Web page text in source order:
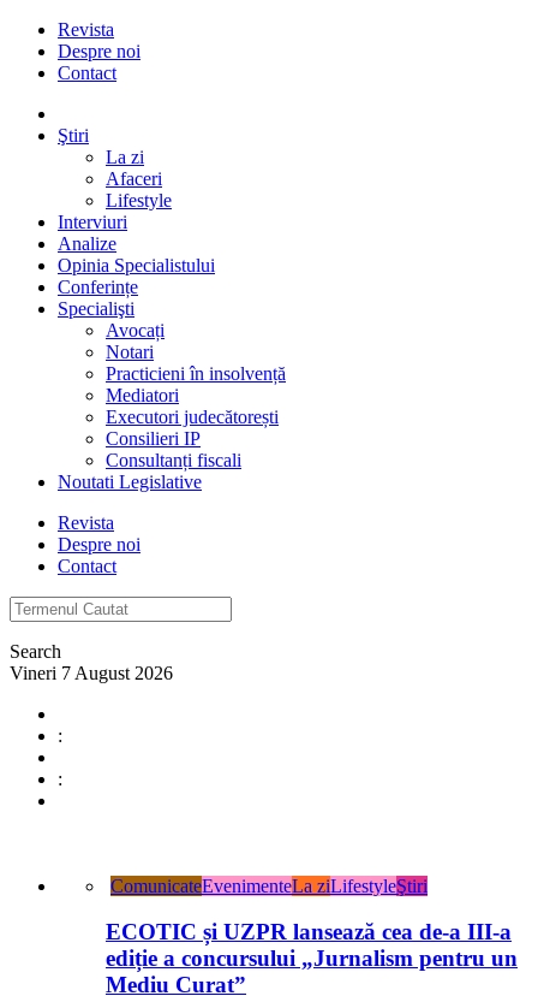
Revista
Despre noi
Contact
Ştiri
La zi
Afaceri
Lifestyle
Interviuri
Analize
Opinia Specialistului
Conferințe
Specialişti
Avocați
Notari
Practicieni în insolvență
Mediatori
Executori judecătorești
Consilieri IP
Consultanți fiscali
Noutati Legislative
Revista
Despre noi
Contact
Search
Vineri 7 August 2026
:
:
ComunicateEvenimenteLa ziLifestyleŞtiri
ECOTIC și UZPR lansează cea de-a III-a
ediție a concursului „Jurnalism pentru un
Mediu Curat”